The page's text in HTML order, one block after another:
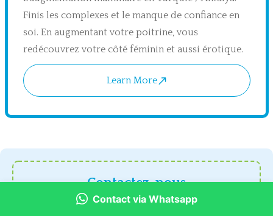
Finis les complexes et le manque de confiance en
soi. En augmentant votre poitrine, vous
redécouvrez votre côté féminin et aussi érotique.
Learn More
Contactez-nous
Contact via Whatsapp